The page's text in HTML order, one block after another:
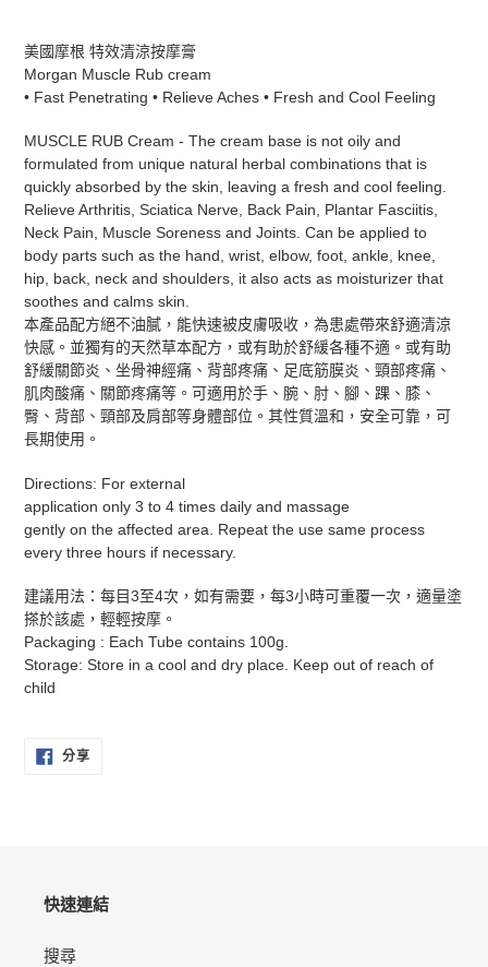
在
將
加
入
的
購
物
車
美國摩根 特效清涼按摩膏
Morgan Muscle Rub cream
• Fast Penetrating • Relieve Aches • Fresh and Cool Feeling
MUSCLE RUB Cream - The cream base is not oily and
formulated from unique natural herbal combinations that is
quickly absorbed by the skin, leaving a fresh and cool feeling.
Relieve Arthritis, Sciatica Nerve, Back Pain, Plantar Fasciitis,
Neck Pain, Muscle Soreness and Joints. Can be applied to
body parts such as the hand, wrist, elbow, foot, ankle, knee,
hip, back, neck and shoulders, it also acts as moisturizer that
soothes and calms skin.
本產品配方絕不油膩，能快速被皮膚吸收，為患處帶來舒適清涼
快感。並獨有的天然草本配方，或有助於舒緩各種不適。或有助
舒緩關節炎、坐骨神經痛、背部疼痛、足底筋膜炎、頸部疼痛、
肌肉酸痛、關節疼痛等。可適用於手、腕、肘、腳、踝、膝、
臀、背部、頸部及肩部等身體部位。其性質溫和，安全可靠，可
長期使用。
Directions: For external
application only 3 to 4 times daily and massage
gently on the affected area. Repeat the use same process
every three hours if necessary.
建議用法：每目3至4次，如有需要，每3小時可重覆一次，適量塗
搽於該處，輕輕按摩。
Packaging : Each Tube contains 100g.
Storage: Store in a cool and dry place. Keep out of reach of
child
分享分
快速連結
搜尋